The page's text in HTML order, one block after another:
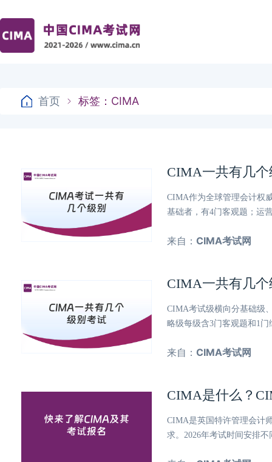
首页 标签：CIMA
CIMA一共有几
CIMA作为全球管理会计权
基础者，有4门客观题；运
来自： CIMA考试网
CIMA一共有几
CIMA考试级横向分基础级
略级每级含3门客观题和1
来自： CIMA考试网
CIMA是什么？
CIMA是英国特许管理会计
求。2026年考试时间安排